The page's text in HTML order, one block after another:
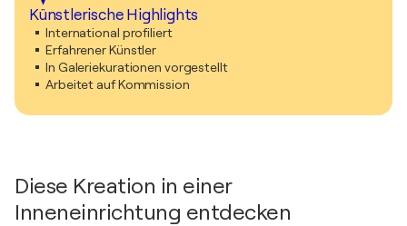
Künstlerische Highlights
International profiliert
Erfahrener Künstler
In Galeriekurationen vorgestellt
Arbeitet auf Kommission
Diese Kreation in einer
Inneneinrichtung entdecken